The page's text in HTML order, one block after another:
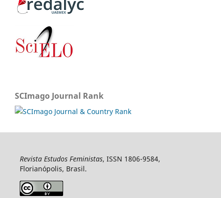
SCImago Journal Rank
Revista Estudos Feministas, ISSN 1806-9584,
Florianópolis, Brasil.